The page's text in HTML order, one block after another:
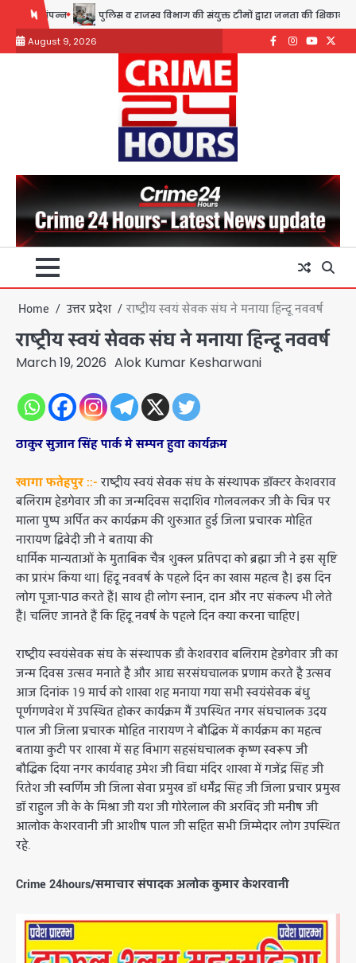
content
पुलिस व राजस्व विभाग की संयुक्त टीमों द्वारा जनता की शिकायतें सुन किया
August 9, 2026 FacebookInstagram
youtube
Home उत्तर प्रदेश राष्ट्रीय स्वयं सेवक संघ ने मनाया हिन्दू नववर्ष
राष्ट्रीय स्वयं सेवक संघ ने मनाया हिन्दू नववर्ष
March 19, 2026 Alok Kumar Kesharwani
ठाकुर सुजान सिंह पार्क मे सम्पन हुवा कार्यक्रम
खागा फतेहपुर ::-राष्ट्रीय स्वयं सेवक संघ के संस्थापक डॉक्टर केशवराव
बलिराम हेडगेवार जी का जन्मदिवस सदाशिव गोलवलकर जी के चित्र पर
माला पुष्प अर्पित कर कार्यक्रम की शुरुआत हुई जिला प्रचारक मोहित
नारायण द्विवेदी जी ने बताया की
धार्मिक मान्यताओं के मुताबिक चैत्र शुक्ल प्रतिपदा को ब्रह्मा जी ने इस सृष्टि
का प्रारंभ किया था। हिंदू नववर्ष के पहले दिन का खास महत्व है। इस दिन
लोग पूजा-पाठ करते हैं। साथ ही लोग स्नान, दान और नए संकल्प भी लेते
हैं। चलिए जानते हैं कि हिंदू नवर्ष के पहले दिन क्या करना चाहिए।
राष्ट्रीय स्वयंसेवक संघ के संस्थापक डाँ केशवराव बलिराम हेडगेवार जी का
जन्म दिवस उत्सव मनाते है और आद्य सरसंघचालक प्रणाम करते है उत्सव
आज दिनांक 19 मार्च को शाखा शह मनाया गया सभी स्वयंसेवक बंधु
पूर्णगणवेश में उपस्थित होकर कार्यक्रम मैं उपस्थित नगर संघचालक उदय
पाल जी जिला प्रचारक मोहित नारायण ने बौद्धिक में कार्यक्रम का महत्व
बताया कुटी पर शाखा में सह विभाग सहसंघचालक कृष्ण स्वरूप जी
बौद्धिक दिया नगर कार्यवाह उमेश जी विद्या मंदिर शाखा में गजेंद्र सिंह जी
रितेश जी स्वर्णिम जी जिला सेवा प्रमुख डॉ धर्मेंद्र सिंह जी जिला प्रचार प्रमुख
डॉ राहुल जी के के मिश्रा जी यश जी गोरेलाल की अरविंद जी मनीष जी
आलोक केशरवानी जी आशीष पाल जी सहित सभी जिम्मेदार लोग उपस्थित
रहे.
Crime 24hours/समाचार संपादक अलोक कुमार केशरवानी